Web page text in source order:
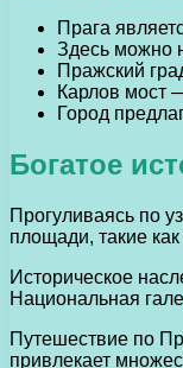
Прага
Здесь можно
Пражский
Карлов мост
Город
Богатое
Прогуливаясь по
площади, такие
Историческое
Национальная
Путешествие по
привлекает